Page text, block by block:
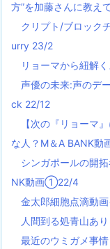
方”を加藤さんに教え
クリプト/ブロック
urry 23/2
リョーマから紐解
声優の未来:声のデ
ck 22/12
【次の『リョーマ
な人？M＆A BANK
シンガポールの開
NK動画①22/4
金太郎細胞点滴動
人間到る処青山あ
最近のウミガメ事